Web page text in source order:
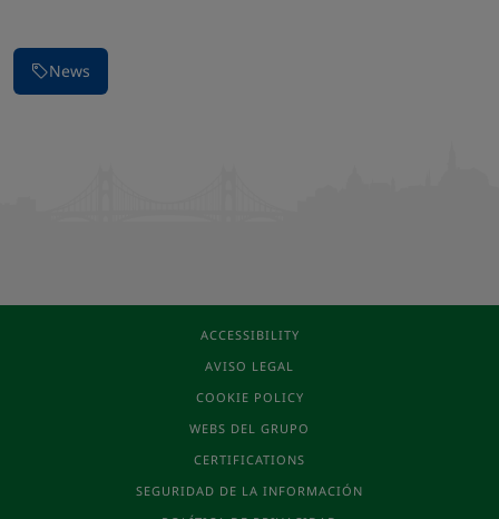
News
ACCESSIBILITY
AVISO LEGAL
COOKIE POLICY
WEBS DEL GRUPO
CERTIFICATIONS
SEGURIDAD DE LA INFORMACIÓN